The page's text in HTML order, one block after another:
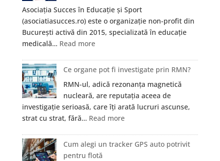
baterie
de
cu
gât
înalt?
Asociația Succes în Educație și Sport
(asociatiasucces.ro) este o organizație non-profit din
București activă din 2015, specializată în educație
medicală… Read more:
Succes
în
Educație
și
Sport
—
Formare
Medicală
și
Ce organe pot fi investigate prin RMN?
RMN-ul, adică rezonanța magnetică
nucleară, are reputația aceea de
investigație serioasă, care îți arată lucruri ascunse,
strat cu strat, fără… Read more:
organe
Cum alegi un tracker GPS auto potrivit
pentru flotă